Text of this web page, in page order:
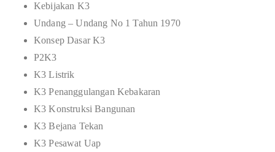
Kebijakan K3
Undang – Undang No 1 Tahun 1970
Konsep Dasar K3
P2K3
K3 Listrik
K3 Penanggulangan Kebakaran
K3 Konstruksi Bangunan
K3 Bejana Tekan
K3 Pesawat Uap